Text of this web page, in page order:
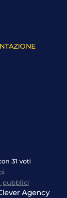
31 voti
pubblici
Agency